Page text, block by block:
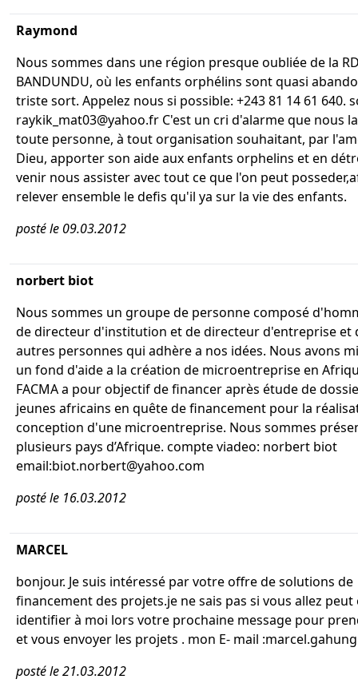
Raymond
Nous sommes dans une région presque oubliée de la
BANDUNDU, où les enfants orphélins sont quasi
triste sort. Appelez nous si possible: +243 81 14 61 640.
raykik_mat03@yahoo.fr C'est un cri d'alarme que nous
toute personne, à tout organisation souhaitant, par
Dieu, apporter son aide aux enfants orphelins et en
venir nous assister avec tout ce que l'on peut
relever ensemble le defis qu'il ya sur la vie des enfants.
posté le 09.03.2012
norbert biot
Nous sommes un groupe de personne composé
de directeur d'institution et de directeur d'entreprise et
autres personnes qui adhère a nos idées. Nous avons
un fond d'aide a la création de microentreprise en
FACMA a pour objectif de financer après étude de
jeunes africains en quête de financement pour la
conception d'une microentreprise. Nous sommes
plusieurs pays d’Afrique. compte viadeo: norbert biot
email:biot.norbert@yahoo.com
posté le 16.03.2012
MARCEL
bonjour. Je suis intéressé par votre offre de solutions de
financement des projets.je ne sais pas si vous allez peut
identifier à moi lors votre prochaine message pour
et vous envoyer les projets . mon E- mail
posté le 21.03.2012